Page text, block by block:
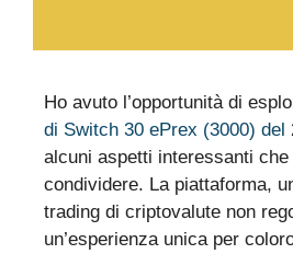
Ho avuto l’opportunità di
di Switch 30 ePrex (3000) del
alcuni aspetti interessanti
condividere. La piattaforma,
trading di criptovalute non
un’esperienza unica per